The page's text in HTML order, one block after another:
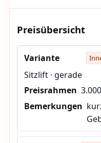
Preisübersicht
Sitzlift · gerade